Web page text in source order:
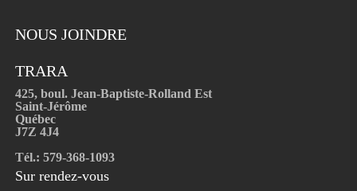
NOUS JOINDRE
TRARA
425, boul. Jean-Baptiste-Rolland Est
Saint-Jérôme
Québec
J7Z 4J4
Tél.: 579-368-1093
Sur rendez-vous